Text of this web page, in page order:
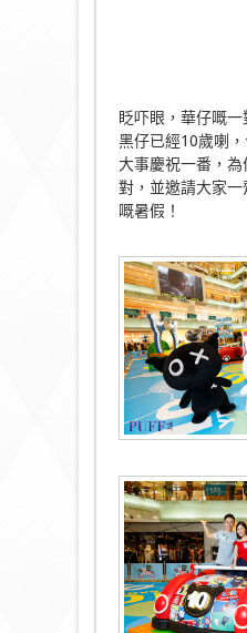
眨吓眼，華仔嘅
黑仔已經10歲喇
大事慶祝一番，
對，並邀請大家
嘅暑假！